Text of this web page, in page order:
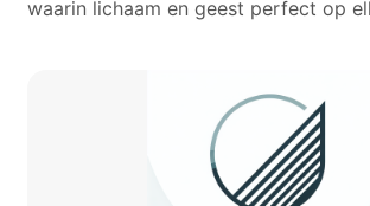
waarin lichaam en geest perfect op